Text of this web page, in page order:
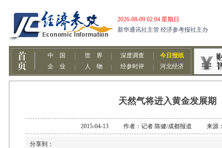
天然气将进入黄金发展期
2015-04-13 作者：记者 陈健/成都报道 来源：
分享到：